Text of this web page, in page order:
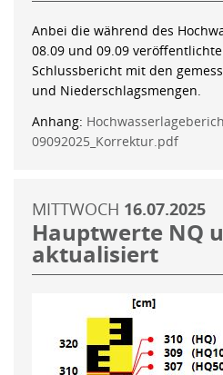
Anbei die während des
08.09 und 09.09
Schlussbericht mit den
und Niederschlagsmengen.
Anhang:
09092025_Korrektur.pdf
MITTWOCH 16.07.2025
Hauptwerte NQ
aktualisiert